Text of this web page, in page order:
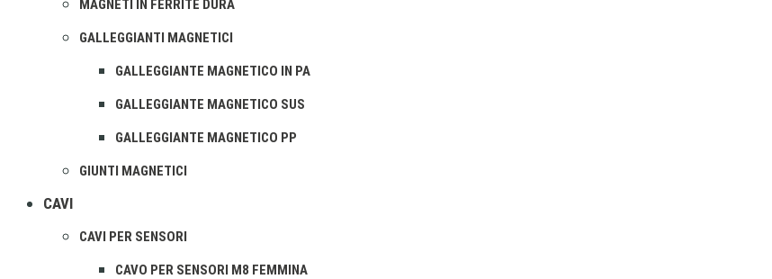
MAGNETI IN FERRITE DURA
GALLEGGIANTI MAGNETICI
GALLEGGIANTE MAGNETICO IN PA
GALLEGGIANTE MAGNETICO SUS
GALLEGGIANTE MAGNETICO PP
GIUNTI MAGNETICI
CAVI
CAVI PER SENSORI
CAVO PER SENSORI M8 FEMMINA